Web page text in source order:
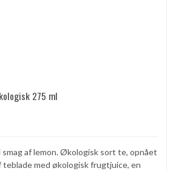
275 ml
af lemon. Økologisk sort te, opnået
med økologisk frugtjuice, en